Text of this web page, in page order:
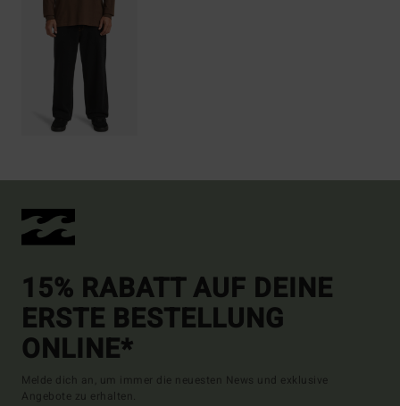
15% RABATT AUF DEINE
ERSTE BESTELLUNG
ONLINE*
Melde dich an, um immer die neuesten News und exklusive
Angebote zu erhalten.